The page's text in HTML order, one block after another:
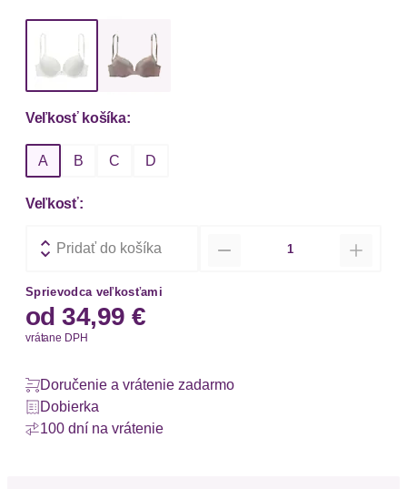
Veľkosť košíka:
A B C D
Veľkosť:
Pridať do košíka
Sprievodca veľkosťami
od 34,99 €
vrátane DPH
Doručenie a vrátenie zadarmo
Dobierka
100 dní na vrátenie